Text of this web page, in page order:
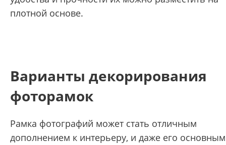
плотной основе.
Варианты декорирования
фоторамок
Рамка фотографий может стать отличным
дополнением к интерьеру, и даже его основным